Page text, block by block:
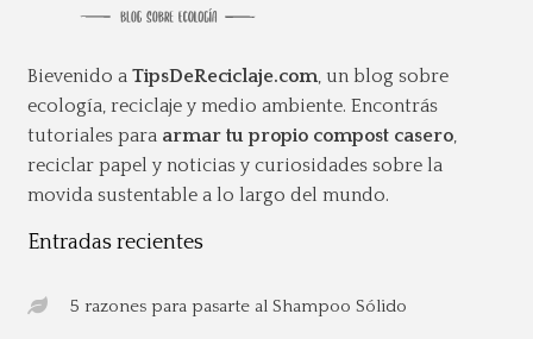
Bievenido a TipsDeReciclaje.com, un blog sobre
ecología, reciclaje y medio ambiente. Encontrás
tutoriales para armar tu propio compost casero,
reciclar papel y noticias y curiosidades sobre la
movida sustentable a lo largo del mundo.
Entradas recientes
5 razones para pasarte al Shampoo Sólido